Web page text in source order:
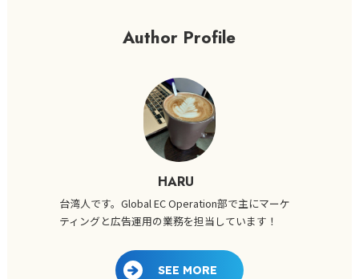
Author Profile
HARU
台湾人です。Global EC Operation部で主にマーケ
ティングと広告運用の業務を担当しています！
SEE MORE